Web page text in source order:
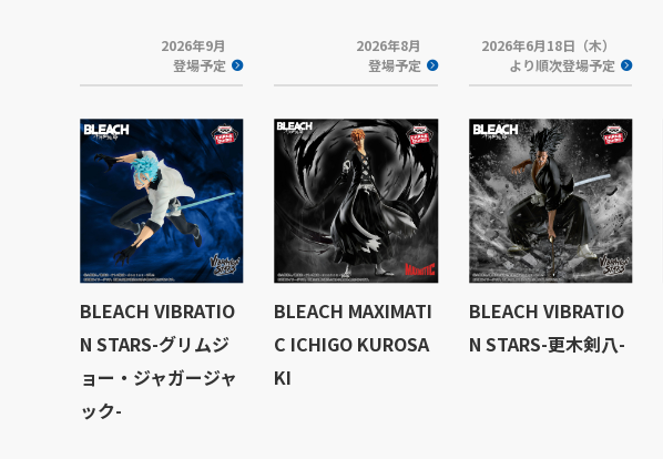
2026年9月
登場予定
2026年8月
登場予定
2026年6月18日（木）
より順次登場予定
BLEACH VIBRATIO
N STARS-グリムジ
ョー・ジャガージャ
ック-
BLEACH MAXIMATI
C ICHIGO KUROSA
KI
BLEACH VIBRATIO
N STARS-更木剣八-